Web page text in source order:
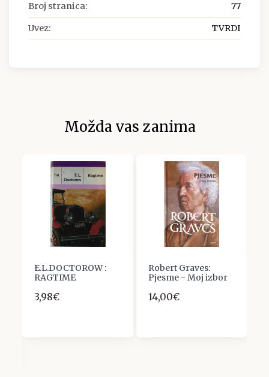
Broj stranica: 77
Uvez: TVRDI
Možda vas zanima
E.L.DOCTOROW :
RAGTIME
3,98€
Robert Graves:
Pjesme - Moj izbor
14,00€